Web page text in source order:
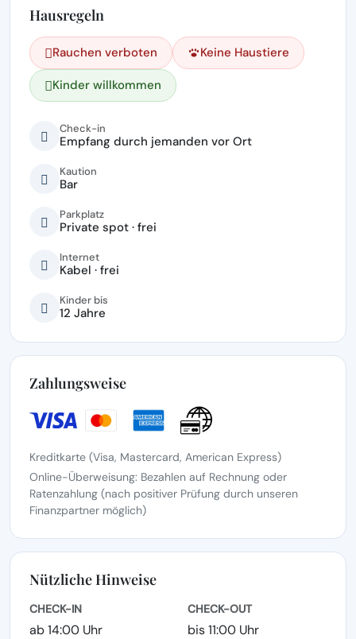
Hausregeln
Rauchen verboten Keine Haustiere
Kinder willkommen
Check-in
Empfang durch jemanden vor Ort
Kaution
Bar
Parkplatz
Private spot · frei
Internet
Kabel · frei
Kinder bis
12 Jahre
Zahlungsweise
Kreditkarte (Visa, Mastercard, American Express)
Online-Überweisung: Bezahlen auf Rechnung oder
Ratenzahlung (nach positiver Prüfung durch unseren
Finanzpartner möglich)
Nützliche Hinweise
CHECK-IN
ab 14:00 Uhr
CHECK-OUT
bis 11:00 Uhr